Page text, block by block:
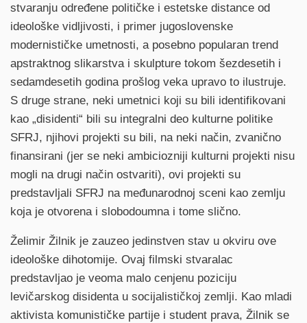
stvaranju određene političke i estetske distance od
ideološke vidljivosti, i primer jugoslovenske
modernističke umetnosti, a posebno popularan trend
apstraktnog slikarstva i skulpture tokom šezdesetih i
sedamdesetih godina prošlog veka upravo to ilustruje.
S druge strane, neki umetnici koji su bili identifikovani
kao „disidenti“ bili su integralni deo kulturne politike
SFRJ, njihovi projekti su bili, na neki način, zvanično
finansirani (jer se neki ambiciozniji kulturni projekti nisu
mogli na drugi način ostvariti), ovi projekti su
predstavljali SFRJ na međunarodnoj sceni kao zemlju
koja je otvorena i slobodoumna i tome slično.
Želimir Žilnik je zauzeo jedinstven stav u okviru ove
ideološke dihotomije. Ovaj filmski stvaralac
predstavljao je veoma malo cenjenu poziciju
levičarskog disidenta u socijalističkoj zemlji. Kao mladi
aktivista komunističke partije i student prava, Žilnik se